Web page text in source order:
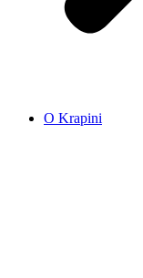
O Krapini